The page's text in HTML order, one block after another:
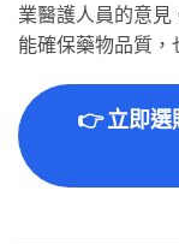
業醫護人員的意
能確保藥物品質，
👉 立即選